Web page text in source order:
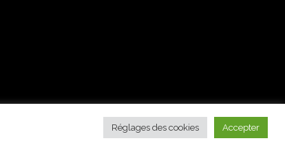
Réglages des cookies Accepter